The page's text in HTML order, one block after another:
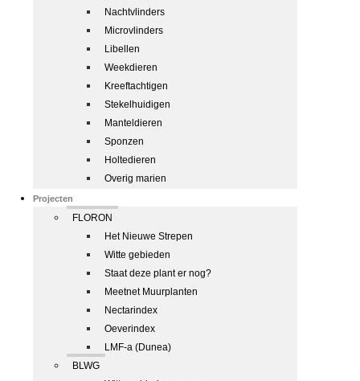
Nachtvlinders
Microvlinders
Libellen
Weekdieren
Kreeftachtigen
Stekelhuidigen
Manteldieren
Sponzen
Holtedieren
Overig marien
Projecten
FLORON
Het Nieuwe Strepen
Witte gebieden
Staat deze plant er nog?
Meetnet Muurplanten
Nectarindex
Oeverindex
LMF-a (Dunea)
BLWG